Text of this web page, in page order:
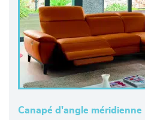
Canapé d'angle méridienne